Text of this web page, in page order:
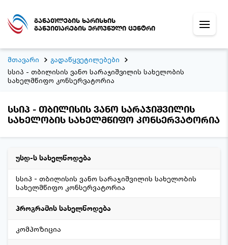
განათლების ხარისხის
განვითარების ეროვნული ცენტრი
მთავარი
გადაწყვეტილებები
სსიპ - თბილისის ვანო სარაჯიშვილის სახელობის
სახელმწიფო კონსერვატორია
სსიპ - თბილისის ვანო სარაჯიშვილის
სახელობის სახელმწიფო კონსერვატორია
უსდ-ს სახელწოდება
სსიპ - თბილისის ვანო სარაჯიშვილის სახელობის
სახელმწიფო კონსერვატორია
პროგრამის სახელწოდება
კომპოზიცია